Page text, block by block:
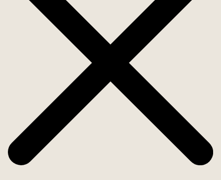
du kan justera både temperatur och låglängd efter
stämning. I ett av vardagsrummets hörn ligger det
fjärde sovrummet, som enkelt kan användas som
matsal om så önskas. Det stilrena köket har en
generös köksö med plats för upp till sex personer -
perfekt för vardagsmåltider eller mingel.
Några trappsteg upp från hallen når du
sovrumsplanet, där två sovrum och två badrum
väntar, varav ett är en-suite. Här finns även ett
praktiskt tvättrum. Ett av sovrummen erbjuder